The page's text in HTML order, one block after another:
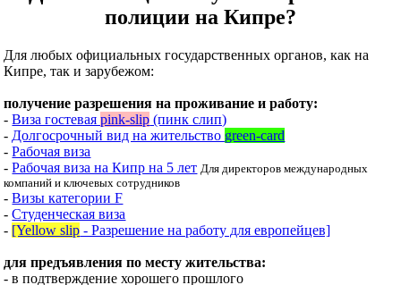
полиции на Кипре?
Для любых официальных государственных органов, как на
Кипре, так и зарубежом:
получение разрешения на проживание и работу:
-Виза гостеваяpink-slip (пинк слип)
- Долгосрочный вид на жительство green-card
-Рабочая виза
-Рабочая виза на Кипр на 5 лет Для директоров международных
компаний и ключевых сотрудников
-Визы категории F
-Студенческая виза
- [Yellow slip - Разрешение на работу для европейцев]
для предъявления по месту жительства:
- в подтверждение хорошего прошлого